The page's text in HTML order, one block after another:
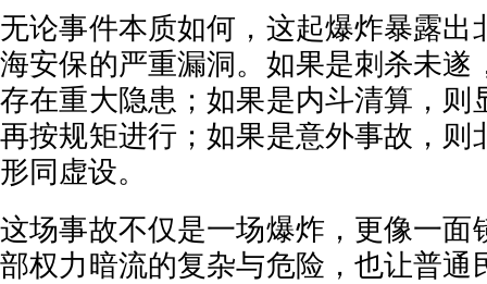
无论事件本质如何，这起爆炸暴露出
海安保的严重漏洞。如果是刺杀未遂
存在重大隐患；如果是内斗清算，则
再按规矩进行；如果是意外事故，则
形同虚设。
这场事故不仅是一场爆炸，更像一面
部权力暗流的复杂与危险，也让普通